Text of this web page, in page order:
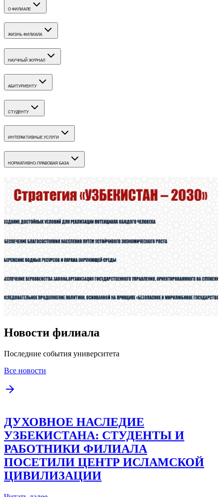
О ФИЛИАЛЕ
ЖИЗНЬ ФИЛИАЛА
НАУЧНЫЙ ЖУРНАЛ
АБИТУРИЕНТУ
СТУДЕНТУ
ИНТЕРАКТИВНЫЕ УСЛУГИ
НОРМАТИВНО-ПРАВОВАЯ БАЗА
Новости филиала
Последние события университета
Все новости
ДУХОВНОЕ НАСЛЕДИЕ
УЗБЕКИСТАНА: СТУДЕНТЫ И
РАБОТНИКИ ФИЛИАЛА
ПОСЕТИЛИ ЦЕНТР ИСЛАМСКОЙ
ЦИВИЛИЗАЦИИ